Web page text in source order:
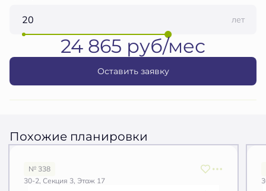
лет
24 865 руб/мес
Оставить заявку
Похожие планировки
№ 338
30-2, Секция 3, Этаж 17